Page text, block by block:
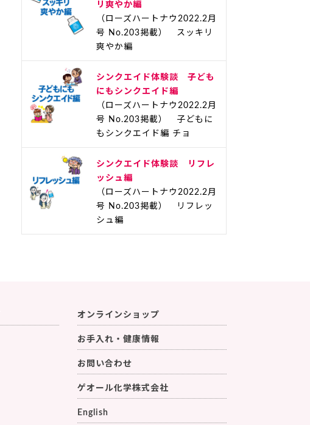
リ爽やか編
（ローズハートナウ2022.2月
号 No.203掲載） スッキリ
爽やか編
シンクエイド体験談 子ども
にもシンクエイド編
（ローズハートナウ2022.2月
号 No.203掲載） 子どもに
もシンクエイド編 チョ
シンクエイド体験談 リフレ
ッシュ編
（ローズハートナウ2022.2月
号 No.203掲載） リフレッ
シュ編
オンラインショップ
お手入れ・健康情報
お問い合わせ
ゲオール化学株式会社
English